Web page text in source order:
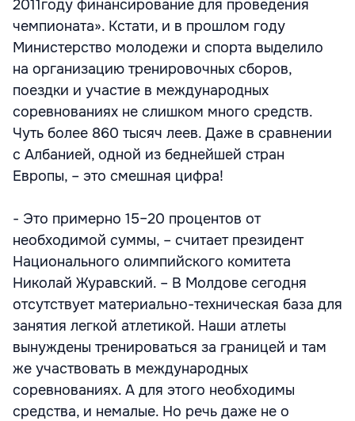
2011году финансирование для проведения
чемпионата». Кстати, и в прошлом году
Министерство молодежи и спорта выделило
на организацию тренировочных сборов,
поездки и участие в международных
соревнованиях не слишком много средств.
Чуть более 860 тысяч леев. Даже в сравнении
с Албанией, одной из беднейшей стран
Европы, – это смешная цифра!
- Это примерно 15–20 процентов от
необходимой суммы, – считает президент
Национального олимпийского комитета
Николай Журавский. – В Молдове сегодня
отсутствует материально-техническая база для
занятия легкой атлетикой. Наши атлеты
вынуждены тренироваться за границей и там
же участвовать в международных
соревнованиях. А для этого необходимы
средства, и немалые. Но речь даже не о